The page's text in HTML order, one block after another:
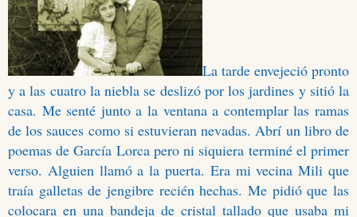
La tarde envejeció pronto
y a las cuatro la niebla se deslizó por los jardines y sitió la
casa. Me senté junto a la ventana a contemplar las ramas
de los sauces como si estuvieran nevadas. Abrí un libro de
poemas de García Lorca pero ni siquiera terminé el primer
verso. Alguien llamó a la puerta. Era mi vecina Mili que
traía galletas de jengibre recién hechas. Me pidió que las
colocara en una bandeja de cristal tallado que usaba mi